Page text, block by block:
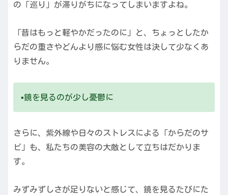
の「巡り」が滞りがちになってしまいますよね。
「昔はもっと軽やかだったのに」と、ちょっとしたか
らだの重さやどんより感に悩む女性は決して少なくあ
りません。
▪️鏡を見るのが少し憂鬱に
さらに、紫外線や日々のストレスによる「からだのサ
ビ」も、私たちの美容の大敵として立ちはだかりま
す。
みずみずしさが足りないと感じて、鏡を見るたびにた